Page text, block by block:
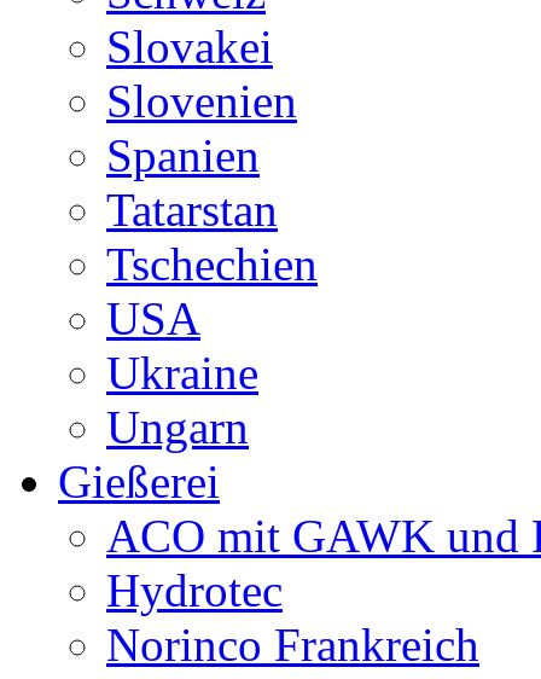
Slovakei
Slovenien
Spanien
Tatarstan
Tschechien
USA
Ukraine
Ungarn
Gießerei
ACO mit GAWK und
Hydrotec
Norinco Frankreich